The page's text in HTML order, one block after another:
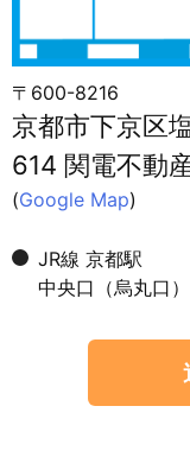
〒600-8216
京都市下京区
614 関電不動
(Google Map)
JR線 京都駅
中央口（烏丸口